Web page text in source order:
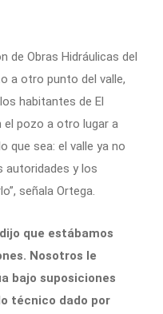
de Obras Hidráulicas del
a otro punto del valle,
habitantes de El
el pozo a otro lugar a
que sea: el valle ya no
autoridades y los
señala Ortega.
que estábamos
Nosotros le
bajo suposiciones
técnico dado por